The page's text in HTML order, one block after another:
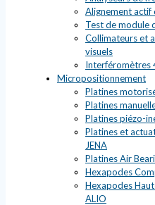
Alignement actif
Test de module
Collimateurs et
visuels
Interféromètres
Micropositionnement
Platines
Platines
Platines piézo-
Platines et
JENA
Platines Air
Hexapodes
Hexapodes
ALIO